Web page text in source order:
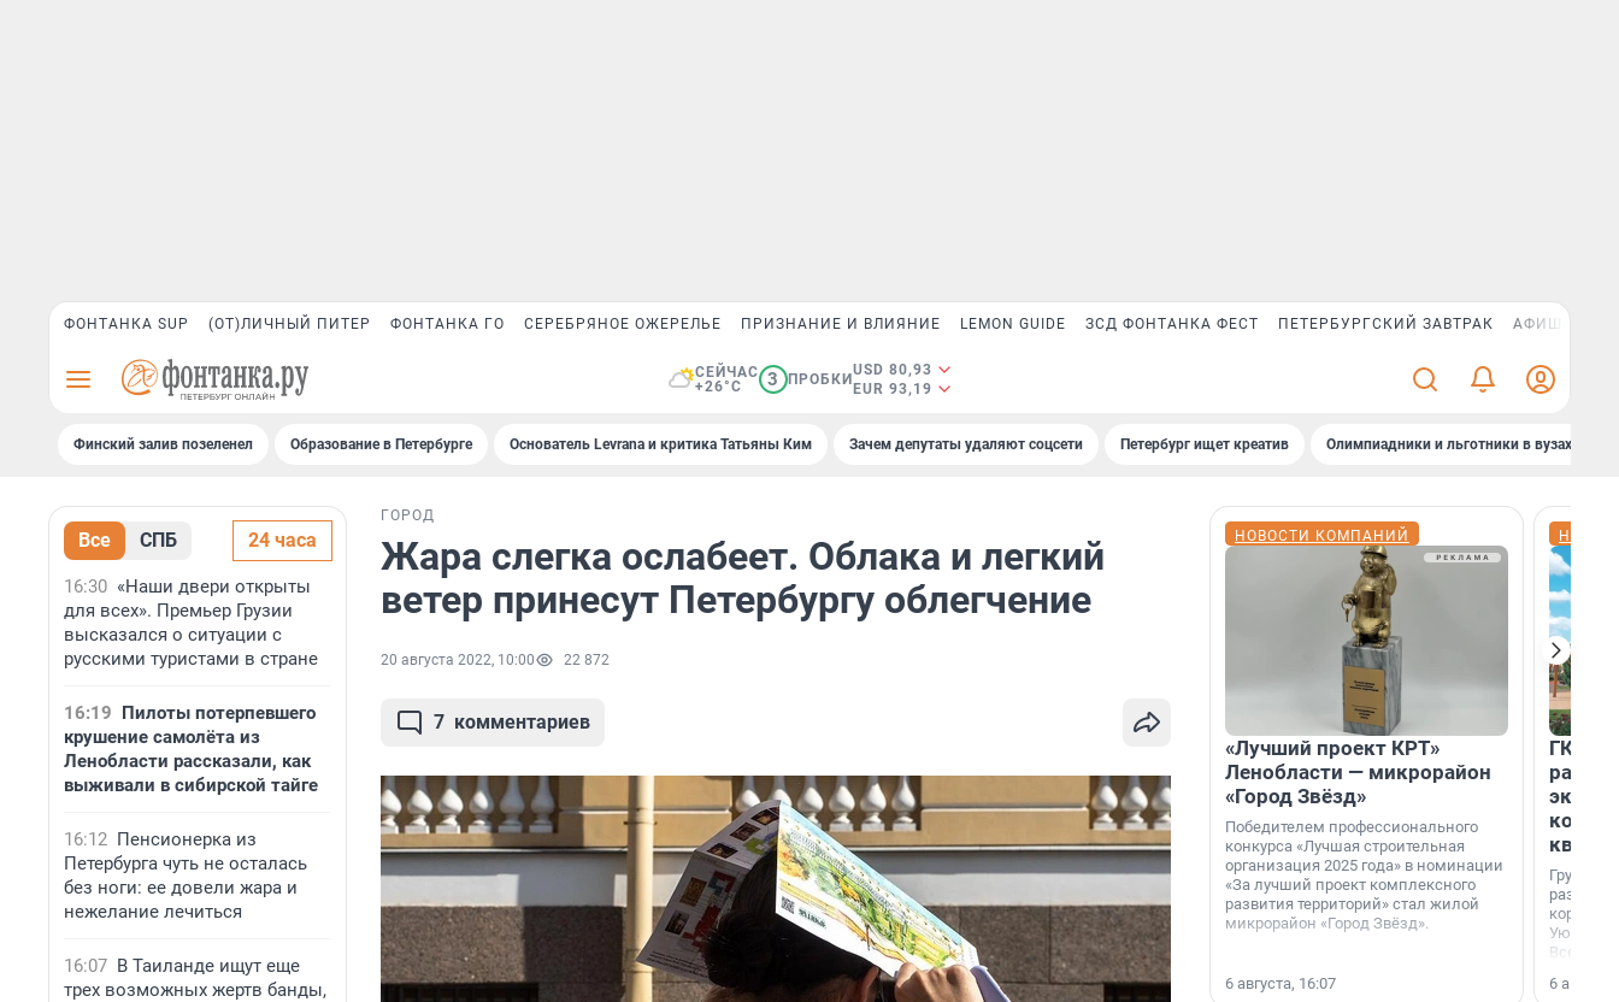
ФОНТАНКА SUP (ОТ)ЛИЧНЫЙ ПИТЕР ФОНТАНКА ГО СЕРЕБРЯНОЕ ОЖЕРЕЛЬЕ ПРИЗНАНИЕ И ВЛИЯНИЕ LEMON GUIDE ЗСД ФОНТАНКА ФЕСТ ПЕТЕРБУРГСКИЙ ЗАВТРАК АФИША PLUS
СЕЙЧАС
+26°C
3 ПРОБКИ
USD 80,93
EUR 93,19
Финский залив позеленел Образование в Петербурге Основатель Levrana и критика Татьяны Ким Зачем депутаты удаляют соцсети Петербург ищет креатив Олимпиадники и льготники в вузах СПб
Все СПБ 24 часа
16:30 «Наши двери открыты
для всех». Премьер Грузии
высказался о ситуации с
русскими туристами в стране
16:19 Пилоты потерпевшего
крушение самолёта из
Ленобласти рассказали, как
выживали в сибирской тайге
16:12 Пенсионерка из
Петербурга чуть не осталась
без ноги: ее довели жара и
нежелание лечиться
16:07 В Таиланде ищут еще
трех возможных жертв банды,
ГОРОД
Жара слегка ослабеет. Облака и легкий
ветер принесут Петербургу облегчение
20 августа 2022, 10:00 22 872
7 комментариев
НОВОСТИ КОМПАНИЙ
«Лучший проект КРТ»
Ленобласти — микрорайон
«Город Звёзд»
Победителем профессионального
конкурса «Лучшая строительная
организация 2025 года» в номинации
«За лучший проект комплексного
развития территорий» стал жилой
микрорайон «Город Звёзд».
6 августа, 16:07
ГК
Группа
корпуса
Уютный
6